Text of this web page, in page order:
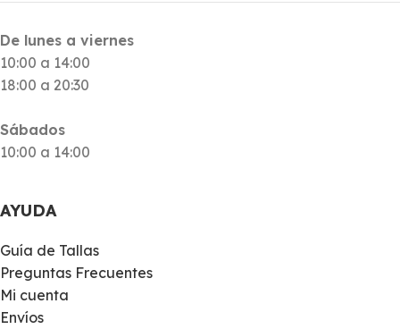
De lunes a viernes
10:00 a 14:00
18:00 a 20:30
Sábados
10:00 a 14:00
AYUDA
Guía de Tallas
Preguntas Frecuentes
Mi cuenta
Envíos